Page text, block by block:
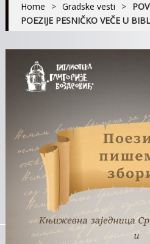
Home > Gradske vesti >
POEZIJE PESNIČKO VEČE U